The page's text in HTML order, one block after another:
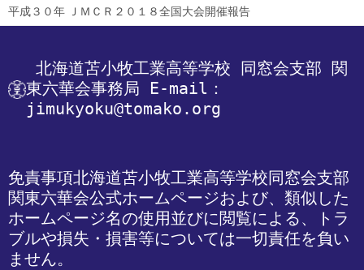
平成３０年 ＪＭＣＲ２０１８全国大会開催報告
北海道苫小牧工業高等学校 同窓会支部 関
東六華会事務局 E-mail：
jimukyoku@tomako.org
免責事項北海道苫小牧工業高等学校同窓会支部
関東六華会公式ホームページおよび、類似した
ホームページ名の使用並びに閲覧による、トラ
ブルや損失・損害等については一切責任を負い
ません。